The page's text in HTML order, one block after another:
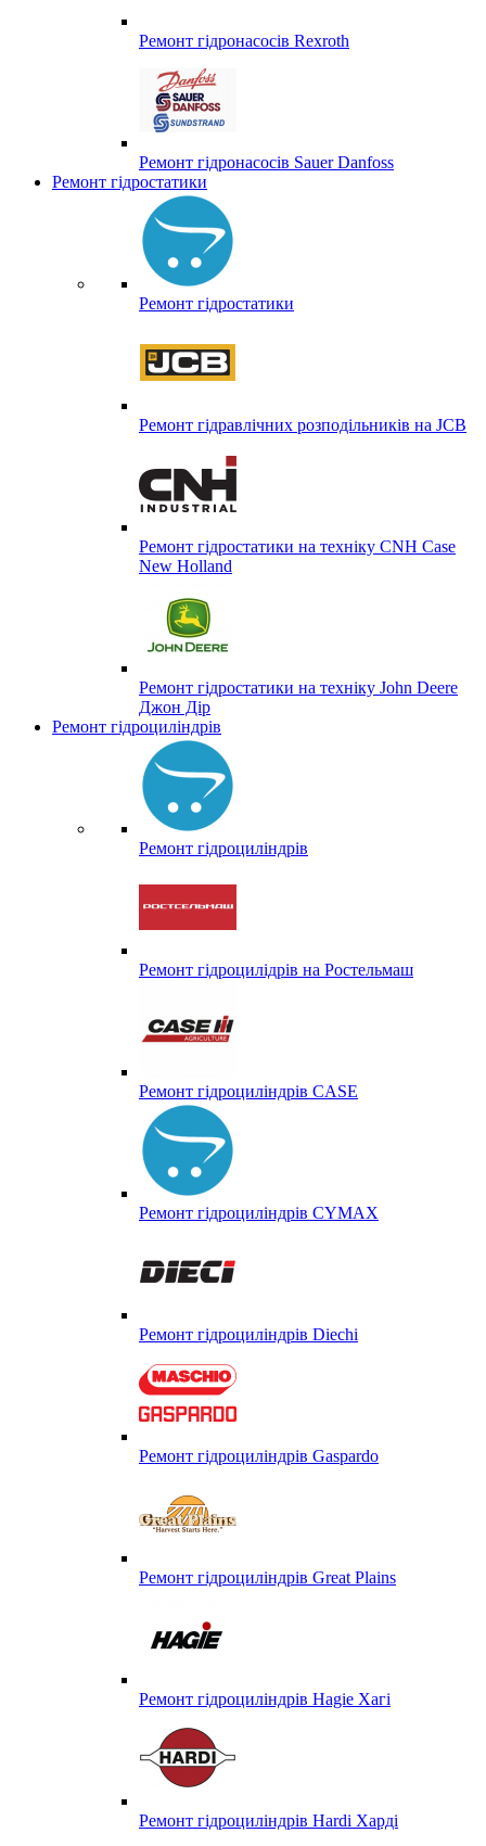
Ремонт гідронасосів Rexroth
Ремонт гідронасосів Sauer Danfoss
Ремонт гідростатики
Ремонт гідростатики
Ремонт гідравлічних розподільників на JCB
Ремонт гідростатики на техніку CNH Case
New Holland
Ремонт гідростатики на техніку John Deere
Джон Дір
Ремонт гідроциліндрів
Ремонт гідроциліндрів
Ремонт гідроцилідрів на Ростельмаш
Ремонт гідроциліндрів CASE
Ремонт гідроциліндрів CYMAX
Ремонт гідроциліндрів Diechi
Ремонт гідроциліндрів Gaspardo
Ремонт гідроциліндрів Great Plains
Ремонт гідроциліндрів Hagie Хагі
Ремонт гідроциліндрів Hardi Харді